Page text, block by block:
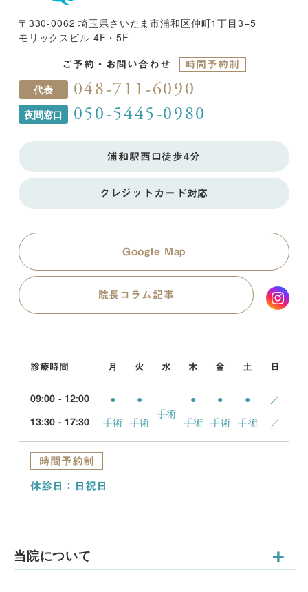
〒330-0062 埼玉県さいたま市浦和区仲町1丁目3−5
モリックスビル 4F・5F
ご予約・お問い合わせ 時間予約制
代表 048-711-6090
夜間窓口 050-5445-0980
浦和駅西口徒歩4分
クレジットカード対応
Google Map
院長コラム記事
診療時間 月 火 水 木 金 土 日
09:00 - 12:00 ●
●
手術
● ● ● ／
13:30 - 17:30 手術 手術 手術 手術 手術 ／
時間予約制
休診日：日祝日
当院について